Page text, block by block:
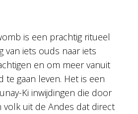
is een prachtig ritueel
van iets ouds naar iets
en om meer vanuit
te gaan leven. Het is een
Ki inwijdingen die door
volk uit de Andes dat direct